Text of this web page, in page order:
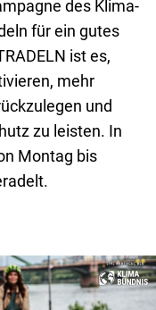
Schutzhütten
Vereine und
Bücher-Shop
des Klima-
für ein gutes
ist es,
mehr
und
zu leisten. In
Montag bis